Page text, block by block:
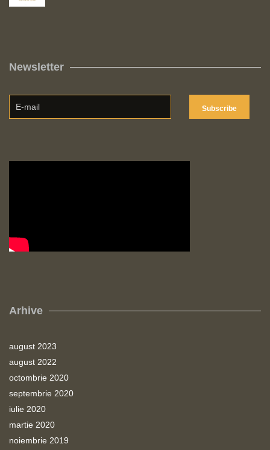
Newsletter
Arhive
august 2023
august 2022
octombrie 2020
septembrie 2020
iulie 2020
martie 2020
noiembrie 2019